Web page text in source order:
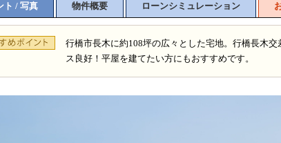
ト / 写真 物件概要 ローンシミュレーション
行橋市長木に約108坪の広々とした宅地。行橋長木
ス良好！平屋を建てたい方にもおすすめです。